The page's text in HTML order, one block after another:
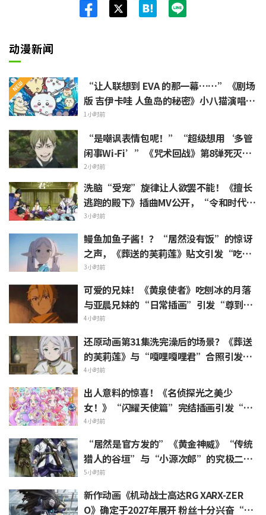
动漫新闻
“让人联想到 EVA 的那一幕……”《剧场
版 吉伊卡哇 人鱼岛的秘密》小八猫演唱的
不安 PV 引发热议
1小时前
“是嘲讽表情包呢！”“超级想用‘多管
闲事Wi-Fi’”《咒术回战》第8弹死灭回
游表情包上线引发粉丝狂喜
2小时前
洗脑“受宠”旋律让人欲罢不能！《擅长
逃跑的殿下》插曲MV公开，“令和时代的
时代剧居然出角色歌”引发热议
3小时前
鳗鱼加鱼子酱！？“居然没有饭”的惊讶
之声，《葬送的芙莉莲》贴文引发“吃白
烧才是懂行”的热烈反响
3小时前
可爱的兄妹！《黄泉使者》吃刨冰的月落
与亚晨兄妹的“日常插画”引发“尊到升
天”“完全就是情侣嘛”等热烈反响
4小时前
还原动画第31集洗完澡后的场景？《葬送
的芙莉莲》与“嘎哩嘎哩君”合照引发
“头发像是裹着浴巾”热议
4小时前
出人意料的惊喜！《名侦探光之美少
女！》“闪耀天使篇”完结插画引发“心
里一阵紧揪”“感受到了制作组的爱”等
热烈反响
4小时前
“居然是官方发的”《黄金神威》“传统
猎人的谷垣”与“小源次郎”的究极二选
一 引发“两个都喜欢”的声浪涌现
5小时前
新作动画《机动战士高达RG XARX-ZER
O》确定于2027年展开 粉丝十分兴奋“斗